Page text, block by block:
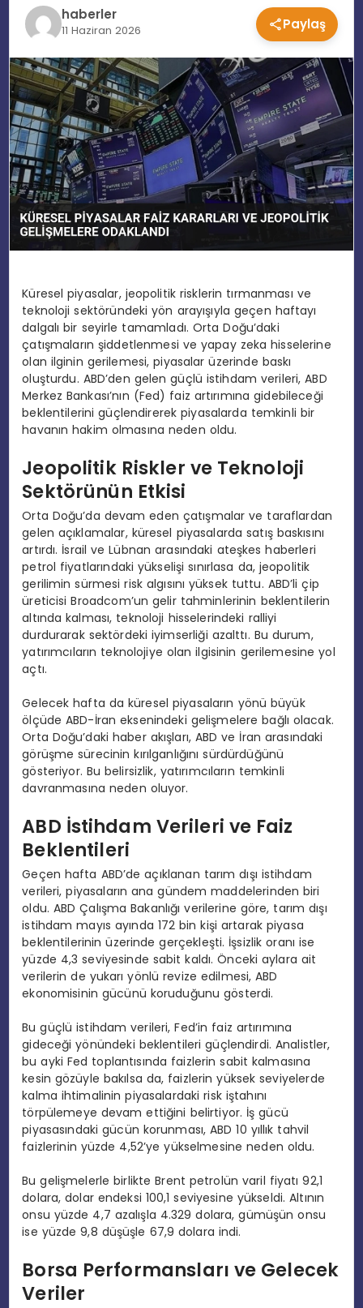
EĞITIM
MAGAZIN
SPOR
YAŞAM
haberler
11 Haziran 2026 Paylaş
Küresel piyasalar, jeopolitik risklerin tırmanması ve
teknoloji sektöründeki yön arayışıyla geçen haftayı
dalgalı bir seyirle tamamladı. Orta Doğu’daki
çatışmaların şiddetlenmesi ve yapay zeka hisselerine
olan ilginin gerilemesi, piyasalar üzerinde baskı
oluşturdu. ABD’den gelen güçlü istihdam verileri, ABD
Merkez Bankası’nın (Fed) faiz artırımına gidebileceği
beklentilerini güçlendirerek piyasalarda temkinli bir
havanın hakim olmasına neden oldu.
Jeopolitik Riskler ve Teknoloji
Sektörünün Etkisi
Orta Doğu’da devam eden çatışmalar ve taraflardan
gelen açıklamalar, küresel piyasalarda satış baskısını
artırdı. İsrail ve Lübnan arasındaki ateşkes haberleri
petrol fiyatlarındaki yükselişi sınırlasa da, jeopolitik
gerilimin sürmesi risk algısını yüksek tuttu. ABD’li çip
üreticisi Broadcom’un gelir tahminlerinin beklentilerin
altında kalması, teknoloji hisselerindeki ralliyi
durdurarak sektördeki iyimserliği azalttı. Bu durum,
yatırımcıların teknolojiye olan ilgisinin gerilemesine yol
açtı.
Gelecek hafta da küresel piyasaların yönü büyük
ölçüde ABD-İran eksenindeki gelişmelere bağlı olacak.
Orta Doğu’daki haber akışları, ABD ve İran arasındaki
görüşme sürecinin kırılganlığını sürdürdüğünü
gösteriyor. Bu belirsizlik, yatırımcıların temkinli
davranmasına neden oluyor.
ABD İstihdam Verileri ve Faiz
Beklentileri
Geçen hafta ABD’de açıklanan tarım dışı istihdam
verileri, piyasaların ana gündem maddelerinden biri
oldu. ABD Çalışma Bakanlığı verilerine göre, tarım dışı
istihdam mayıs ayında 172 bin kişi artarak piyasa
beklentilerinin üzerinde gerçekleşti. İşsizlik oranı ise
yüzde 4,3 seviyesinde sabit kaldı. Önceki aylara ait
verilerin de yukarı yönlü revize edilmesi, ABD
ekonomisinin gücünü koruduğunu gösterdi.
Bu güçlü istihdam verileri, Fed’in faiz artırımına
gideceği yönündeki beklentileri güçlendirdi. Analistler,
bu ayki Fed toplantısında faizlerin sabit kalmasına
kesin gözüyle bakılsa da, faizlerin yüksek seviyelerde
kalma ihtimalinin piyasalardaki risk iştahını
törpülemeye devam ettiğini belirtiyor. İş gücü
piyasasındaki gücün korunması, ABD 10 yıllık tahvil
faizlerinin yüzde 4,52’ye yükselmesine neden oldu.
Bu gelişmelerle birlikte Brent petrolün varil fiyatı 92,1
dolara, dolar endeksi 100,1 seviyesine yükseldi. Altının
onsu yüzde 4,7 azalışla 4.329 dolara, gümüşün onsu
ise yüzde 9,8 düşüşle 67,9 dolara indi.
Borsa Performansları ve Gelecek
Veriler